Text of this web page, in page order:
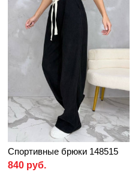
Спортивные брюки 148515
840 руб.